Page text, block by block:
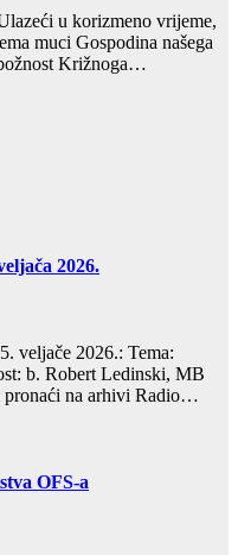
u korizmeno vrijeme,
muci Gospodina našega
Križnoga…
2026.
veljače 2026.: Tema:
b. Robert Ledinski, MB
pronaći na arhivi Radio…
OFS-a